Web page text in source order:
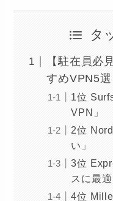
タ
【駐在員必
すめVPN5選
1位
VPN」
2位
い」
3位
スに最適
4位